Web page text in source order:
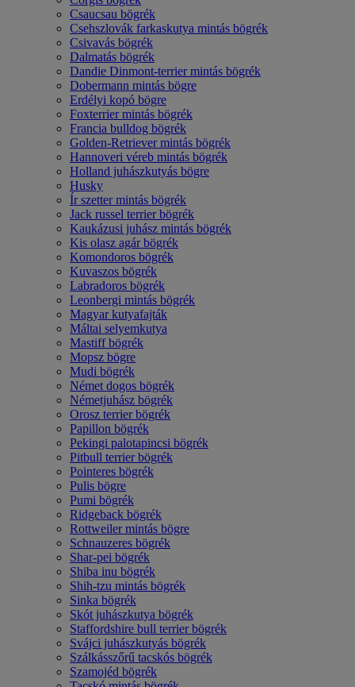
Csaucsau bögrék
Csehszlovák farkaskutya mintás bögrék
Csivavás bögrék
Dalmatás bögrék
Dandie Dinmont-terrier mintás bögrék
Dobermann mintás bögre
Erdélyi kopó bögre
Foxterrier mintás bögrék
Francia bulldog bögrék
Golden-Retriever mintás bögrék
Hannoveri véreb mintás bögrék
Holland juhászkutyás bögre
Husky
Ír szetter mintás bögrék
Jack russel terrier bögrék
Kaukázusi juhász mintás bögrék
Kis olasz agár bögrék
Komondoros bögrék
Kuvaszos bögrék
Labradoros bögrék
Leonbergi mintás bögrék
Magyar kutyafajták
Máltai selyemkutya
Mastiff bögrék
Mopsz bögre
Mudi bögrék
Német dogos bögrék
Németjuhász bögrék
Orosz terrier bögrék
Papillon bögrék
Pekingi palotapincsi bögrék
Pitbull terrier bögrék
Pointeres bögrék
Pulis bögre
Pumi bögrék
Ridgeback bögrék
Rottweiler mintás bögre
Schnauzeres bögrék
Shar-pei bögrék
Shiba inu bögrék
Shih-tzu mintás bögrék
Sinka bögrék
Skót juhászkutya bögrék
Staffordshire bull terrier bögrék
Svájci juhászkutyás bögrék
Szálkásszőrű tacskós bögrék
Szamojéd bögrék